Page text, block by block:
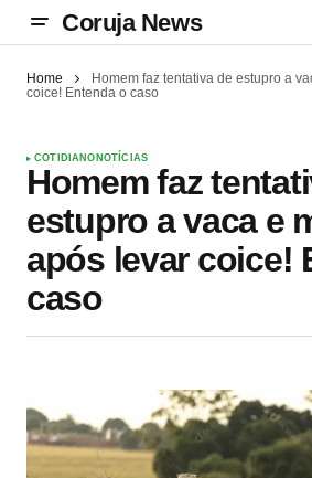
Coruja News
Home
Homem faz tentativa de estupro a
coice! Entenda o caso
COTIDIANO NOTÍCIAS
Homem faz
estupro a vaca e
após levar coice!
caso